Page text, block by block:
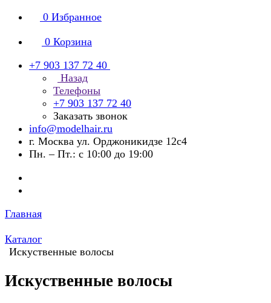
0 Избранное
0 Корзина
+7 903 137 72 40
Назад
Телефоны
+7 903 137 72 40
Заказать звонок
info@modelhair.ru
г. Москва ул. Орджоникидзе 12с4
Пн. – Пт.: с 10:00 до 19:00
Главная
Каталог
Искуственные волосы
Искуственные волосы